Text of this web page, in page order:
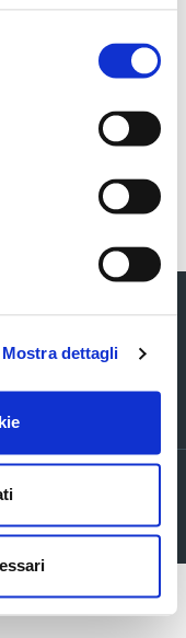
Mostra dettagli
+39 0438 980098 fax +39